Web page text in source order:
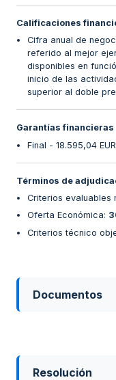
Calificaciones
Cifra anual de
referido al mejor
disponibles en
inicio de las
superior al doble
Garantías financieras
Final - 18.595,04 EUR
Términos de
Criterios evaluables
Oferta Económica:
Criterios técnico
Documentos
Resolución